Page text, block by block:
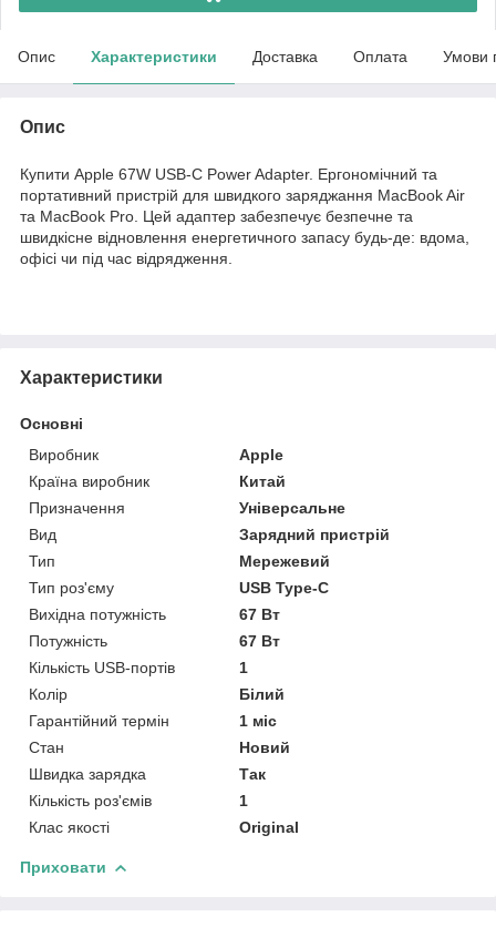
Опис Характеристики Доставка Оплата Умови
Опис
Купити Apple 67W USB-C Power Adapter. Ергономічний та
портативний пристрій для швидкого заряджання MacBook Air
та MacBook Pro. Цей адаптер забезпечує безпечне та
швидкісне відновлення енергетичного запасу будь-де: вдома,
офісі чи під час відрядження.
Характеристики
Основні
Виробник
Apple
Країна виробник
Китай
Призначення
Універсальне
Вид
Зарядний пристрій
Тип
Мережевий
Тип роз'єму
USB Type-C
Вихідна потужність
67 Вт
Потужність
67 Вт
Кількість USB-портів
1
Колір
Білий
Гарантійний термін
1 міс
Стан
Новий
Швидка зарядка
Так
Кількість роз'ємів
1
Клас якості
Original
Приховати